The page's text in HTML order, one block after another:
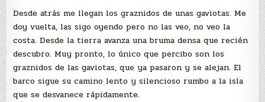
Desde atrás me llegan los graznidos de unas gaviotas. Me
doy vuelta, las sigo oyendo pero no las veo, no veo la
costa. Desde la tierra avanza una bruma densa que recién
descubro. Muy pronto, lo único que percibo son los
graznidos de las gaviotas, que ya pasaron y se alejan. El
barco sigue su camino lento y silencioso rumbo a la isla
que se desvanece rápidamente.